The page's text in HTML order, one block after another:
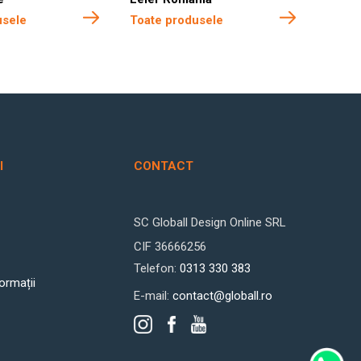
Toate produsele
CONTACT
SC Globall Design Online SRL
CIF 36666256
Telefon: 0313 330 383
E-mail: contact@globall.ro